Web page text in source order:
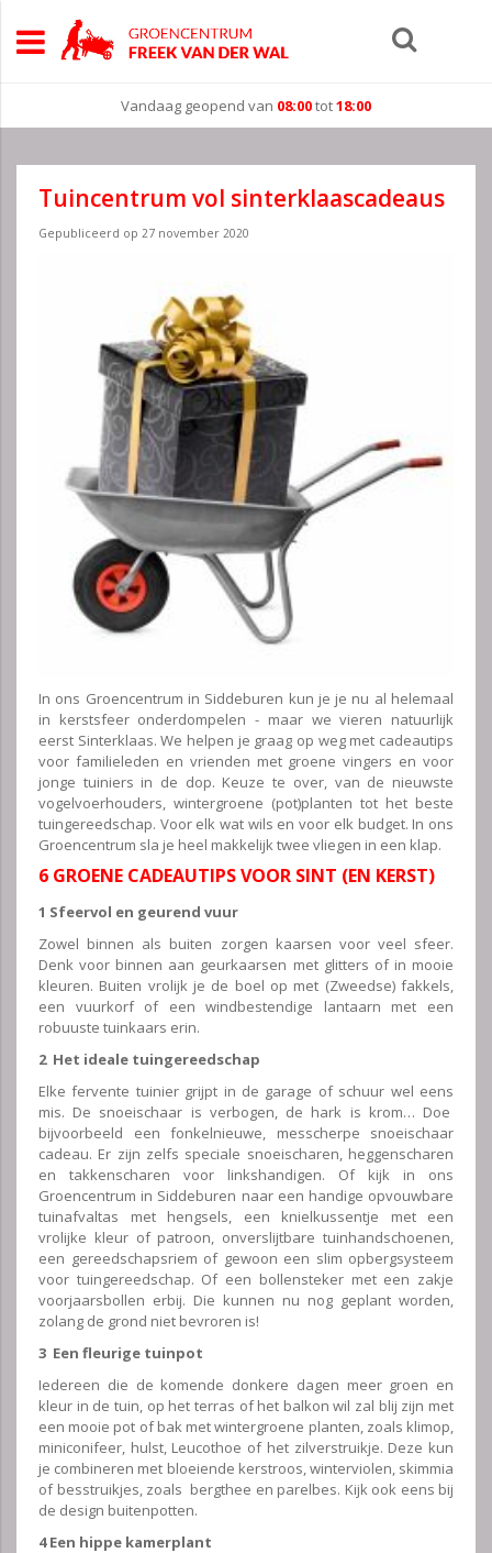
Vandaag geopend van 08:00tot18:00
Tuincentrum vol sinterklaascadeaus
Gepubliceerd op 27 november 2020
In ons Groencentrum in Siddeburen kun je je nu al helemaal
in kerstsfeer onderdompelen - maar we vieren natuurlijk
eerst Sinterklaas. We helpen je graag op weg met cadeautips
voor familieleden en vrienden met groene vingers en voor
jonge tuiniers in de dop. Keuze te over, van de nieuwste
vogelvoerhouders, wintergroene (pot)planten tot het beste
tuingereedschap. Voor elk wat wils en voor elk budget. In ons
Groencentrum sla je heel makkelijk twee vliegen in een klap.
6 GROENE CADEAUTIPS VOOR SINT (EN KERST)
1 Sfeervol en geurend vuur
Zowel binnen als buiten zorgen kaarsen voor veel sfeer.
Denk voor binnen aan geurkaarsen met glitters of in mooie
kleuren. Buiten vrolijk je de boel op met (Zweedse) fakkels,
een vuurkorf of een windbestendige lantaarn met een
robuuste tuinkaars erin.
2 Het ideale tuingereedschap
Elke fervente tuinier grijpt in de garage of schuur wel eens
mis. De snoeischaar is verbogen, de hark is krom… Doe
bijvoorbeeld een fonkelnieuwe, messcherpe snoeischaar
cadeau. Er zijn zelfs speciale snoeischaren, heggenscharen
en takkenscharen voor linkshandigen. Of kijk in ons
Groencentrum in Siddeburen naar een handige opvouwbare
tuinafvaltas met hengsels, een knielkussentje met een
vrolijke kleur of patroon, onverslijtbare tuinhandschoenen,
een gereedschapsriem of gewoon een slim opbergsysteem
voor tuingereedschap. Of een bollensteker met een zakje
voorjaarsbollen erbij. Die kunnen nu nog geplant worden,
zolang de grond niet bevroren is!
3 Een fleurige tuinpot
Iedereen die de komende donkere dagen meer groen en
kleur in de tuin, op het terras of het balkon wil zal blij zijn met
een mooie pot of bak met wintergroene planten, zoals klimop,
miniconifeer, hulst, Leucothoe of het zilverstruikje. Deze kun
je combineren met bloeiende kerstroos, winterviolen, skimmia
of besstruikjes, zoals bergthee en parelbes. Kijk ook eens bij
de design buitenpotten.
4 Een hippe kamerplant